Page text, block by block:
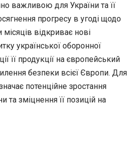
важливою для України та її
прогресу в угоді щодо
відкриває нові
української оборонної
її продукції на європейський
безпеки всієї Європи. Для
потенційне зростання
та зміцнення її позицій на